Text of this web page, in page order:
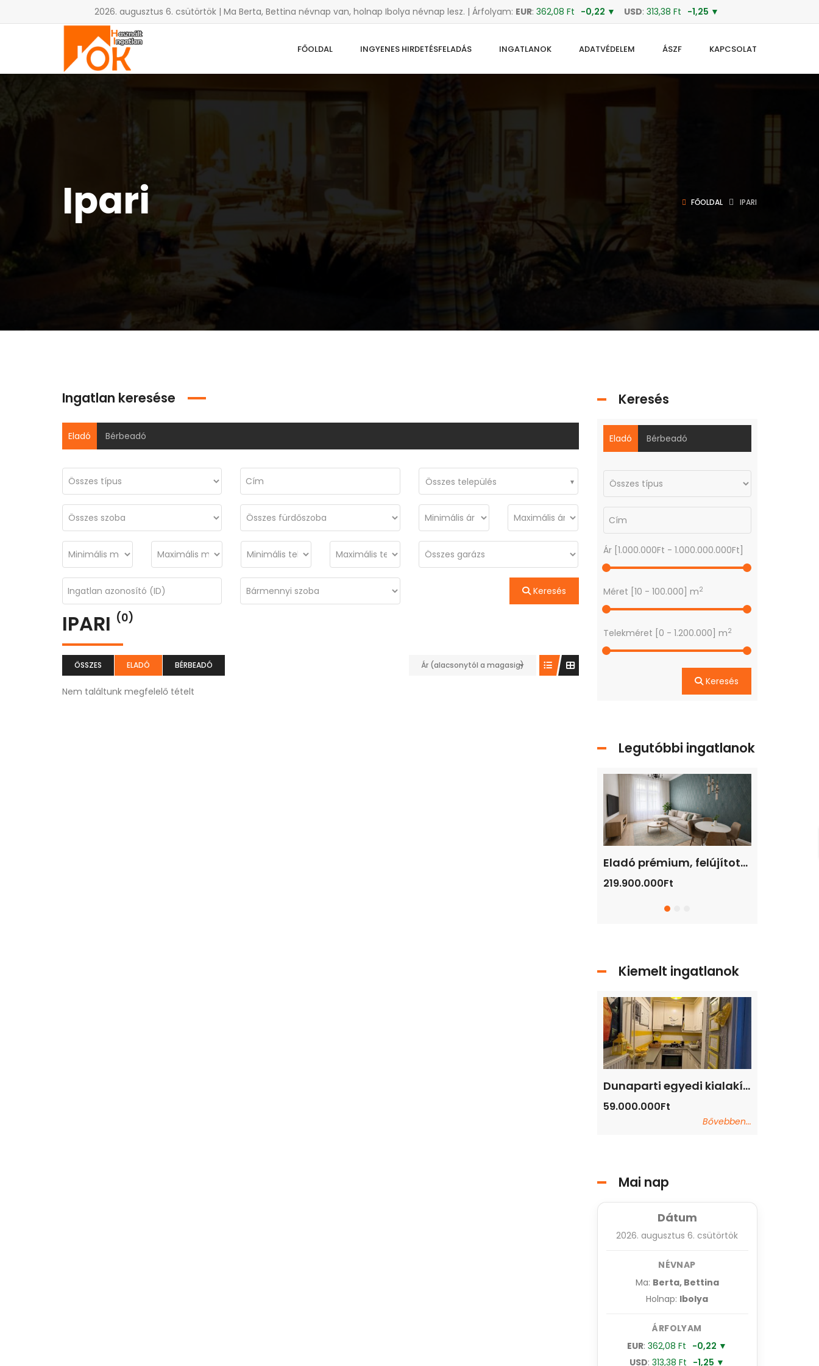
2026. augusztus 6. csütörtök | Ma Berta, Bettina névnap van, holnap Ibolya névnap lesz. | Árfolyam: EUR: 362,08 Ft -0,22 ▼ USD: 313,38 Ft -1,25 ▼
FŐOLDAL INGYENES HIRDETÉSFELADÁS INGATLANOK ADATVÉDELEM ÁSZF KAPCSOLAT
Ipari FŐOLDAL IPARI
Ingatlan keresése
Eladó Bérbeadó
Összes település
Keresés
IPARI (0)
ÖSSZES ELADÓ BÉRBEADÓ Ár (alacsonytól a magasig)
Nem találtunk megfelelő tételt
Keresés
Eladó Bérbeadó
Ár [ 1.000.000Ft - 1.000.000.000Ft
Méret [ 10 - 100.000 ] m2
Telekméret [ 0 - 1.200.000 ] m2
Keresés
Legutóbbi ingatlanok
Eladó prémium, felújított lakás Budapest VI. kerületének szívében
219.900.000Ft
Kiemelt ingatlanok
Dunaparti egyedi kialakítású lakás eladó
59.000.000Ft
Bővebben...
Mai nap
Dátum
2026. augusztus 6. csütörtök
NÉVNAP
Ma: Berta, Bettina
Holnap: Ibolya
ÁRFOLYAM
EUR: 362,08 Ft -0,22 ▼
USD: 313,38 Ft -1,25 ▼